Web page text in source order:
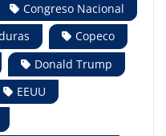
Congreso Nacional
Copeco
Donald Trump
EEUU